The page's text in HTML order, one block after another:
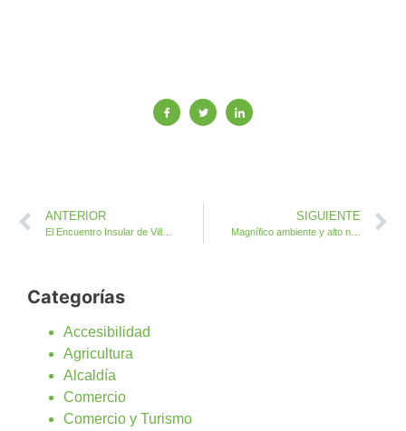
ANTERIOR SIGUIENTE
Magnífico ambiente y alto nivel de tiro mostrado en el II Copa Internacional Compak Sporting
Categorías
Accesibilidad
Agricultura
Alcaldía
Comercio
Comercio y Turismo